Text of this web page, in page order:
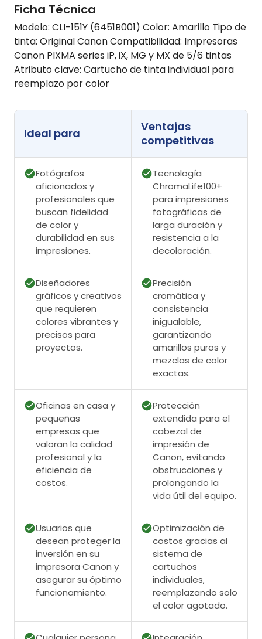
Ficha Técnica
Modelo: CLI-151Y (6451B001) Color: Amarillo Tipo de
tinta: Original Canon Compatibilidad: Impresoras
Canon PIXMA series iP, iX, MG y MX de 5/6 tintas
Atributo clave: Cartucho de tinta individual para
reemplazo por color
Ideal para
Ventajas
competitivas
Fotógrafos
aficionados y
profesionales que
buscan fidelidad
de color y
durabilidad en sus
impresiones.
Tecnología
ChromaLife100+
para impresiones
fotográficas de
larga duración y
resistencia a la
decoloración.
Diseñadores
gráficos y creativos
que requieren
colores vibrantes y
precisos para
proyectos.
Precisión
cromática y
consistencia
inigualable,
garantizando
amarillos puros y
mezclas de color
exactas.
Oficinas en casa y
pequeñas
empresas que
valoran la calidad
profesional y la
eficiencia de
costos.
Protección
extendida para el
cabezal de
impresión de
Canon, evitando
obstrucciones y
prolongando la
vida útil del equipo.
Usuarios que
desean proteger la
inversión en su
impresora Canon y
asegurar su óptimo
funcionamiento.
Optimización de
costos gracias al
sistema de
cartuchos
individuales,
reemplazando solo
el color agotado.